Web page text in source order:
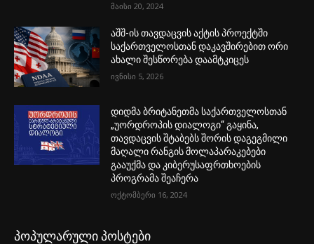
მაისი 20, 2024
აშშ-ის თავდაცვის აქტის პროექტში
საქართველოსთან დაკავშირებით ორი
ახალი შესწორება დაამტკიცეს
ივნისი 5, 2026
დიდმა ბრიტანეთმა საქართველოსთან
„უორდროპის დიალოგი“ გაყინა,
თავდაცვის შტაბებს შორის დაგეგმილი
მაღალი რანგის მოლაპარაკებები
გააუქმა და კიბერუსაფრთხოების
პროგრამა შეაჩერა
ოქტომბერი 16, 2024
პოპულარული პოსტები